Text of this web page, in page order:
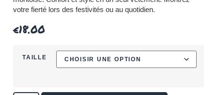
votre fierté lors des festivités ou au quotidien.
€18.00
TAILLE